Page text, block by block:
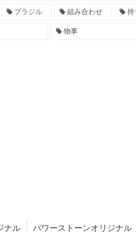
ブラジル 組み合わせ 持
物事
ナル パワーストーンオリジナル